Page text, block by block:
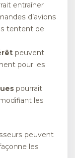
entraîner
d’avions
tentent de
peuvent
pour les
pourrait
les
peuvent
les